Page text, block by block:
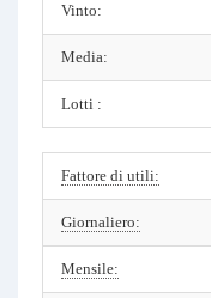
Vinto:
Media:
Lotti :
Fattore di utili:
Giornaliero:
Mensile: